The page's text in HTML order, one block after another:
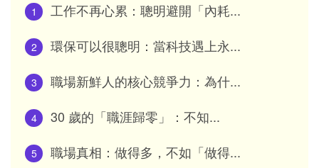
1 工作不再心累：聰明避開「內耗...
2 環保可以很聰明：當科技遇上永...
3 職場新鮮人的核心競爭力：為什...
4 30 歲的「職涯歸零」：不知...
5 職場真相：做得多，不如「做得...